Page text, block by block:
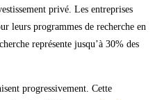
privé. Les entreprises
leurs programmes de recherche en
représente jusqu’à 30% des
progressivement. Cette